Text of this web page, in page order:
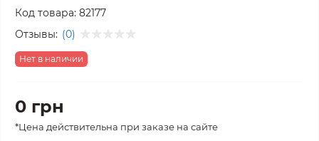
Код товара: 82177
Отзывы: (0)
Нет в наличии
0 грн
*Цена действительна при заказе на сайте